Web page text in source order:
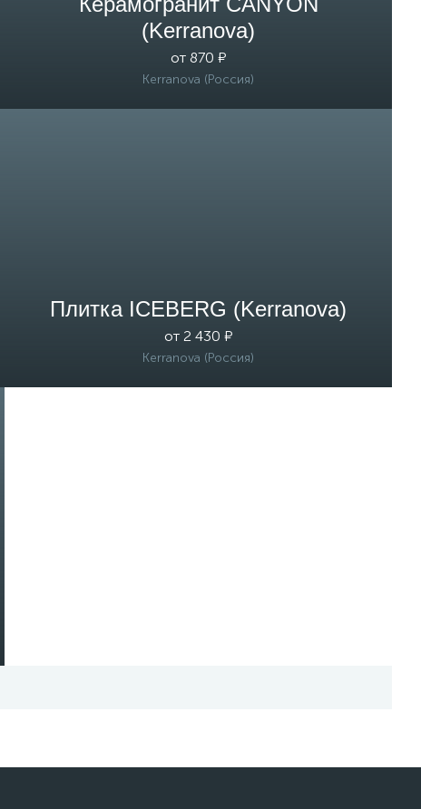
(Kerranova)
от 870 ₽
Kerranova (Россия)
Плитка ICEBERG (Kerranova)
от 2 430 ₽
Kerranova (Россия)